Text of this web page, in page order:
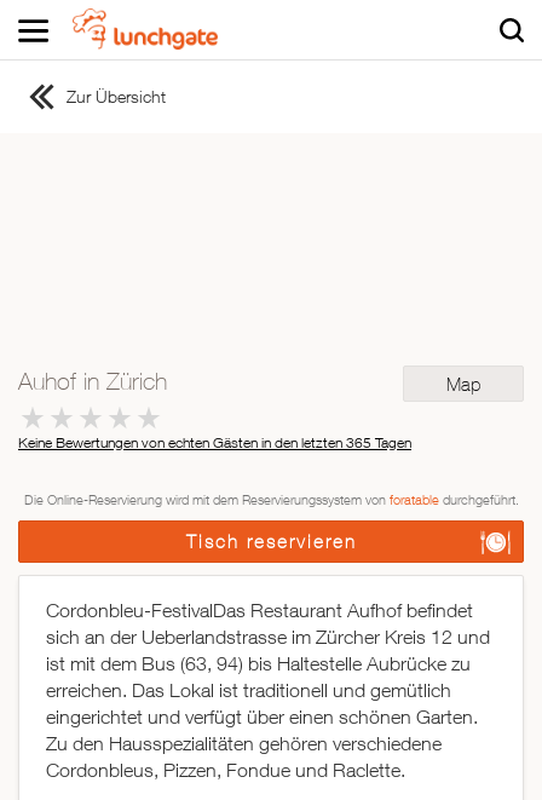
ZUR STARTSEITE
Mexikanisch
Spanisch
Zur Übersicht
Map
Auhof in Zürich
Keine Bewertungen von echten Gästen in den letzten 365 Tagen
Die Online-Reservierung wird mit dem Reservierungssystem von foratabledurchgeführt.
Tisch reservieren
Cordonbleu-FestivalDas Restaurant Aufhof befindet
sich an der Ueberlandstrasse im Zürcher Kreis 12 und
ist mit dem Bus (63, 94) bis Haltestelle Aubrücke zu
erreichen. Das Lokal ist traditionell und gemütlich
eingerichtet und verfügt über einen schönen Garten.
Zu den Hausspezialitäten gehören verschiedene
Cordonbleus, Pizzen, Fondue und Raclette.